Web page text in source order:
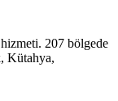
207 bölgede
Kütahya,